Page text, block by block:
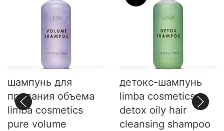
шампунь для
придания объема
limba cosmetics
pure volume
детокс-шампунь
limba cosmetics
detox oily hair
cleansing shampoo